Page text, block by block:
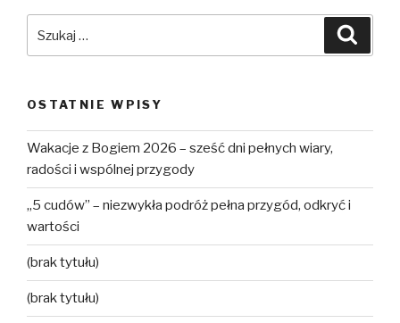
OSTATNIE WPISY
Wakacje z Bogiem 2026 – sześć dni pełnych wiary,
radości i wspólnej przygody
„5 cudów” – niezwykła podróż pełna przygód, odkryć i
wartości
(brak tytułu)
(brak tytułu)